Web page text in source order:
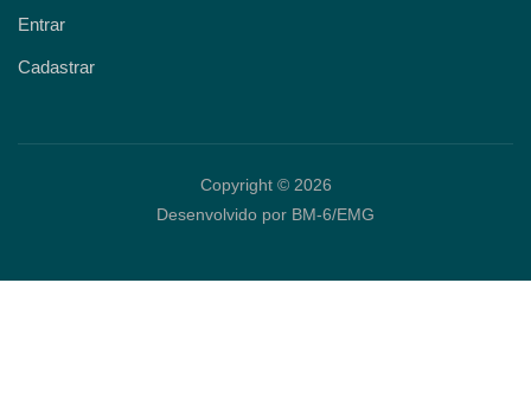
Entrar
Cadastrar
Copyright © 2026
Desenvolvido por BM-6/EMG